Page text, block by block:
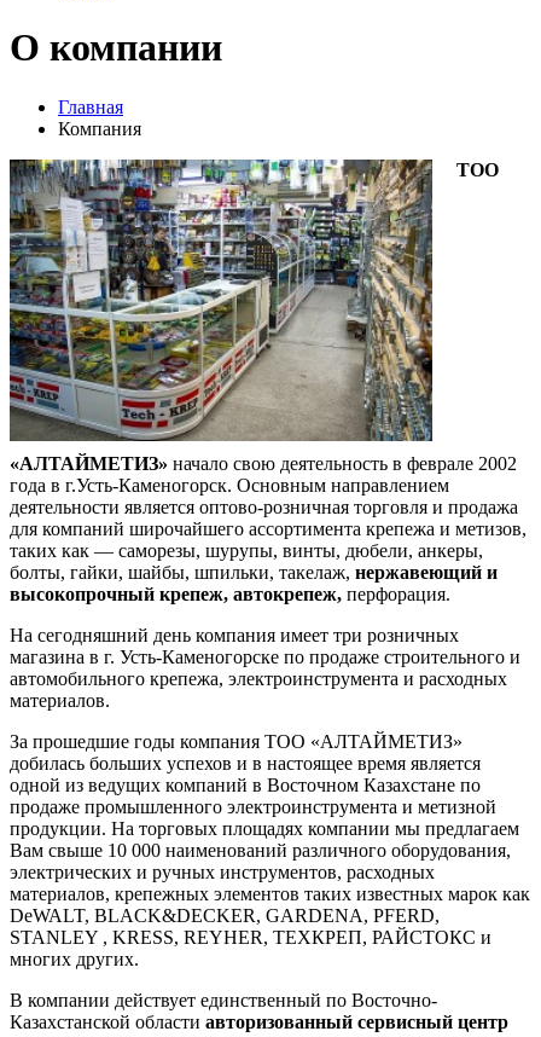
О компании
Главная
Компания
ТОО
«АЛТАЙМЕТИЗ» начало свою деятельность в феврале 2002
года в г.Усть-Каменогорск. Основным направлением
деятельности является оптово-розничная торговля и продажа
для компаний широчайшего ассортимента крепежа и метизов,
таких как — саморезы, шурупы, винты, дюбели, анкеры,
болты, гайки, шайбы, шпильки, такелаж, нержавеющий и
высокопрочный крепеж, автокрепеж, перфорация.
На сегодняшний день компания имеет три розничных
магазина в г. Усть-Каменогорске по продаже строительного и
автомобильного крепежа, электроинструмента и расходных
материалов.
За прошедшие годы компания ТОО «АЛТАЙМЕТИЗ»
добилась больших успехов и в настоящее время является
одной из ведущих компаний в Восточном Казахстане по
продаже промышленного электроинструмента и метизной
продукции. На торговых площадях компании мы предлагаем
Вам свыше 10 000 наименований различного оборудования,
электрических и ручных инструментов, расходных
материалов, крепежных элементов таких известных марок как
DeWALT, BLACK&DECKER, GARDENA, PFERD,
STANLEY , KRESS, REYHER, ТЕХКРЕП, РАЙСТОКС и
многих других.
В компании действует единственный по Восточно-
Казахстанской области авторизованный сервисный центр